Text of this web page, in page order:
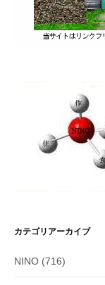
カテゴリアーカイブ
NINO (716)